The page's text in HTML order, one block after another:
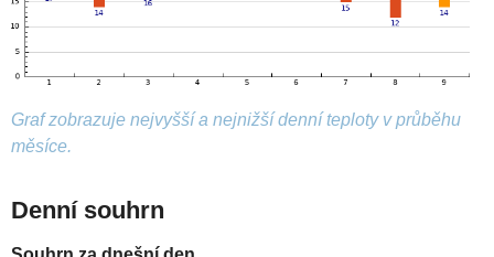
Graf zobrazuje nejvyšší a nejnižší denní teploty v průběhu
měsíce.
Denní souhrn